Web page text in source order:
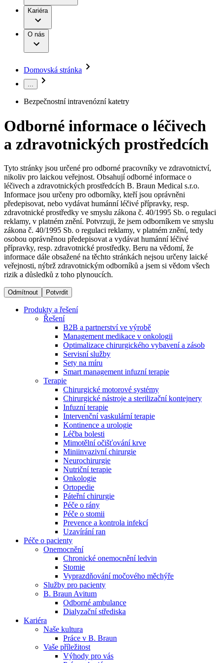
Léčba bolesti
Mimotělní očišťování krve
Nutriční terapie
Onkologie
Páteřní chirurgie
Péče o rány
Péče o stomii
Prevence a kontrola infekcí
Řešení
Terapie
Produktový katalog​
Objevte naše produkty. Navštivte produktový katalog B.
Braun s našim kompletním produktovým portfoliem.
Onemocnění
B. Braun Avitum
Dialyzační střediska​
B. Braun Avitum poskytuje kvalitní dialyzační péči ve všech
svých střediscích v České republice. Více informací se
dozvíte na stránkách jednotlivých středisek.
Odborné ambulance
Naše specializované ambulance jsou tu pro vás. Zvolte
specializaci a město, které potřebujete, a objednejte se do naší
ambulance.
Práce a kariéra
Naše kultura
Vaše příležitost​
Nabídky pracovních míst
Objevte své kariérní příležitosti ​v B. Braun. Vyhledejte náš trh
práce​ pro zajímavé pozice.​
Odpovědnost
Média
Kontaktní formulář
Registrace k odběru newsletteru
Společnost
Odpovědnost
Média
Kontakt
Zůstaňte v dialogu s B. Braun. ​Kontaktujte nás.​
Kariéra
O nás
Domovská stránka
...
Bezpečnostní intravenózní katetry
Odborné informace o léčivech
a zdravotnických prostředcích
Tyto stránky jsou určené pro odborné pracovníky ve zdravotnictví,
nikoliv pro laickou veřejnost. Obsahují odborné informace o
léčivech a zdravotnických prostředcích B. Braun Medical s.r.o.
Informace jsou určeny pro odborníky, kteří jsou oprávněni
předepisovat, nebo vydávat humánní léčivé přípravky, resp.
zdravotnické prostředky ve smyslu zákona č. 40/1995 Sb. o regulaci
reklamy, v platném znění. Potvrzuji, že jsem odborníkem ve smyslu
zákona č. 40/1995 Sb. o regulaci reklamy, v platném znění, tedy
osobou oprávněnou předepisovat a vydávat humánní léčivé
přípravky, resp. zdravotnické prostředky. Beru na vědomí, že
informace dále obsažené na těchto stránkách nejsou určeny laické
veřejnosti, nýbrž zdravotnickým odborníků a jsem si vědom všech
rizik a důsledků z toho plynoucích.
Odmítnout Potvrdit
Produkty a řešení
Řešení
B2B a partnerství ve výrobě
Management medikace v onkologii
Optimalizace chirurgického vybavení a zásob
Servisní služby
Sety na míru
Smart management infuzní terapie​
Terapie
Chirurgické motorové systémy
Chirurgické nástroje a sterilizační kontejnery
Infuzní terapie
Intervenční vaskulární terapie
Kontinence a urologie
Léčba bolesti
Mimotělní očišťování krve
Miniinvazivní chirurgie
Neurochirurgie
Nutriční terapie
Onkologie
Ortopedie
Páteřní chirurgie
Péče o rány
Péče o stomii
Prevence a kontrola infekcí
Uzavírání ran
Péče o pacienty
Onemocnění
Chronické onemocnění ledvin
Stomie
Vyprazdňování močového měchýře
Služby pro pacienty
B. Braun Avitum
Odborné ambulance
Dialyzační střediska
Kariéra
Naše kultura
Práce v B. Braun
Vaše příležitost​
Výhody pro vás